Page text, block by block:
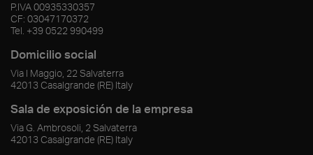
P.IVA00935330357
CF: 03047170372
Tel. +39 0522 990499
Domicilio social
Via I Maggio, 22 Salvaterra
42013 Casalgrande (RE) Italy
Sala de exposición de la empresa
Via G. Ambrosoli, 2 Salvaterra
42013 Casalgrande (RE) Italy